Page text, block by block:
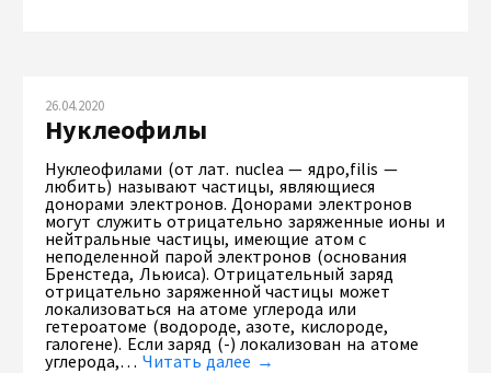
26.04.2020
Нуклеофилы
Нуклеофилами (от лат. nuclea — ядро,filis —
любить) называют частицы, являющиеся
донорами электронов. Донорами электронов
могут служить отрицательно заряженные ионы и
нейтральные частицы, имеющие атом с
неподеленной парой электронов (основания
Бренстеда, Льюиса). Отрицательный заряд
отрицательно заряженной частицы может
локализоваться на атоме углерода или
гетероатоме (водороде, азоте, кислороде,
галогене). Если заряд (-) локализован на атоме
углерода,… Читать далее →